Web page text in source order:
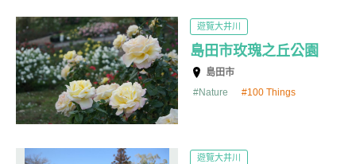
島田市玫瑰之丘公園
島田市
Nature
100 Things
遊覽大井川
遊覽大井川